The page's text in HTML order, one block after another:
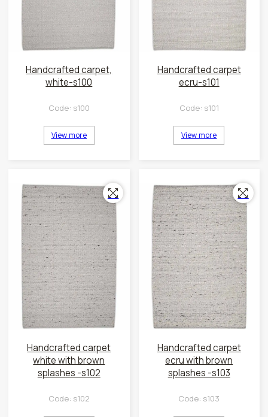
Handcrafted carpet,
white-s100
Code: s100
View more
Handcrafted carpet
ecru-s101
Code: s101
View more
Handcrafted carpet
white with brown
splashes -s102
Code: s102
Handcrafted carpet
ecru with brown
splashes -s103
Code: s103